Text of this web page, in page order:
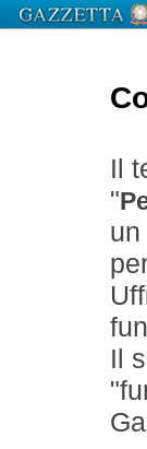
Il
"
Il